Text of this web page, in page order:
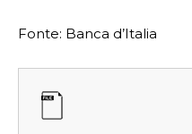
Fonte: Banca d’Italia